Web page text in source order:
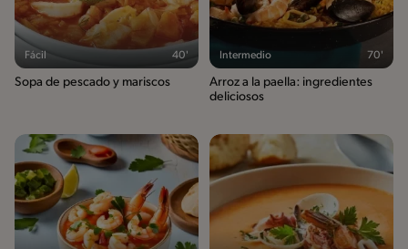
Fácil 40'
Sopa de pescado y mariscos
Intermedio 70'
Arroz a la paella: ingredientes
deliciosos